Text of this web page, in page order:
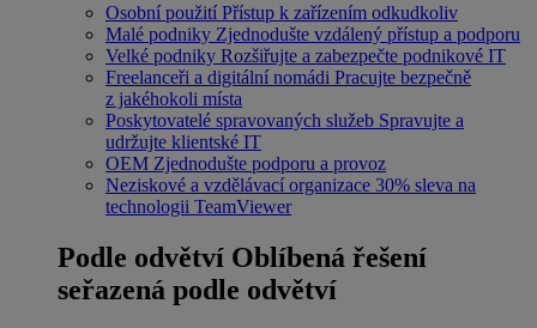
Osobní použití Přístup k zařízením odkudkoliv
Malé podniky Zjednodušte vzdálený přístup a podporu
Velké podniky Rozšiřujte a zabezpečte podnikové IT
Freelanceři a digitální nomádi Pracujte bezpečně
z jakéhokoli místa
Poskytovatelé spravovaných služeb Spravujte a
udržujte klientské IT
OEM Zjednodušte podporu a provoz
Neziskové a vzdělávací organizace 30% sleva na
technologii TeamViewer
Podle odvětví Oblíbená řešení
seřazená podle odvětví